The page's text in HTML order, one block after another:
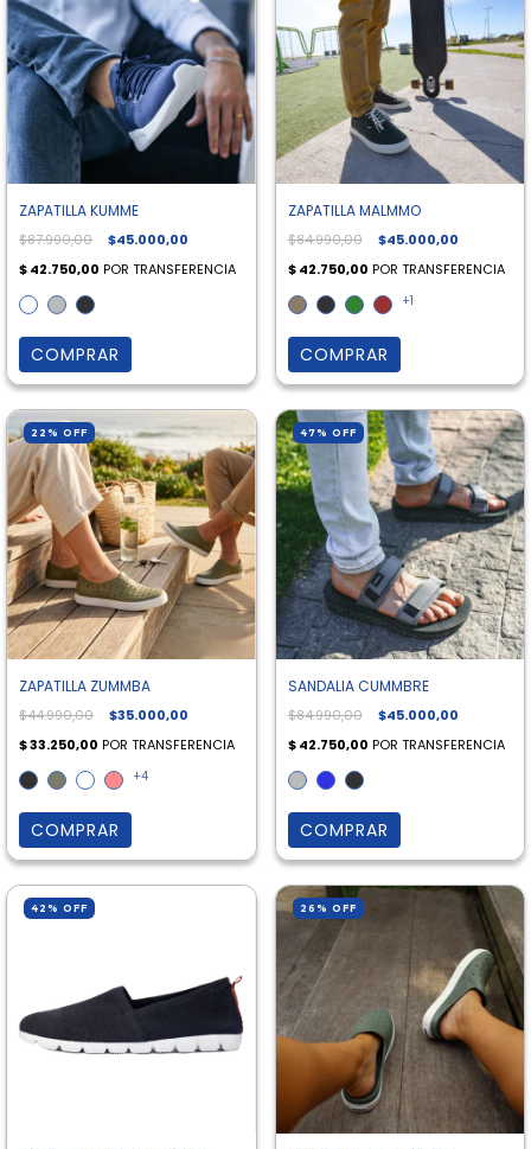
ZAPATILLA KUMME
$87.990,00 $45.000,00
COMPRAR
ZAPATILLA MALMMO
$84.990,00 $45.000,00
+1
COMPRAR
22 % OFF
ZAPATILLA ZUMMBA
$44.990,00 $35.000,00
+4
COMPRAR
47% OFF
SANDALIA CUMMBRE
$84.990,00 $45.000,00
COMPRAR
42 % OFF 26 % OFF